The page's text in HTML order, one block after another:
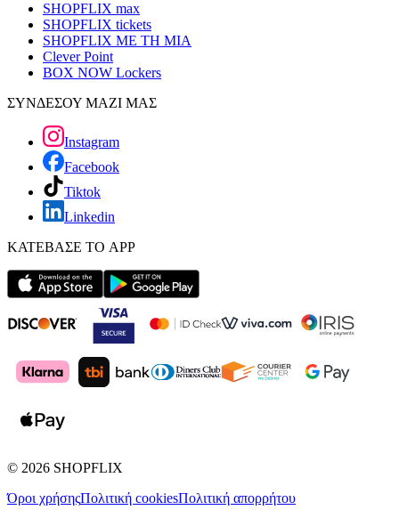
SHOPFLIX max
SHOPFLIX tickets
SHOPFLIX ΜΕ ΤΗ ΜΙΑ
Clever Point
BOX NOW Lockers
ΣΥΝΔΕΣΟΥ ΜΑΖΙ ΜΑΣ
Instagram
Facebook
Tiktok
Linkedin
ΚΑΤΕΒΑΣΕ ΤΟ APP
© 2026 SHOPFLIX
Όροι χρήσηςΠολιτική cookiesΠολιτική απορρήτου